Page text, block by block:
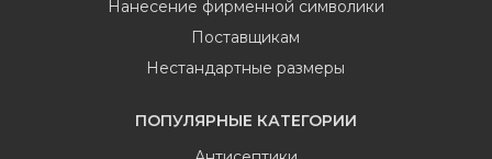
Нанесение фирменной символики
Поставщикам
Нестандартные размеры
ПОПУЛЯРНЫЕ КАТЕГОРИИ